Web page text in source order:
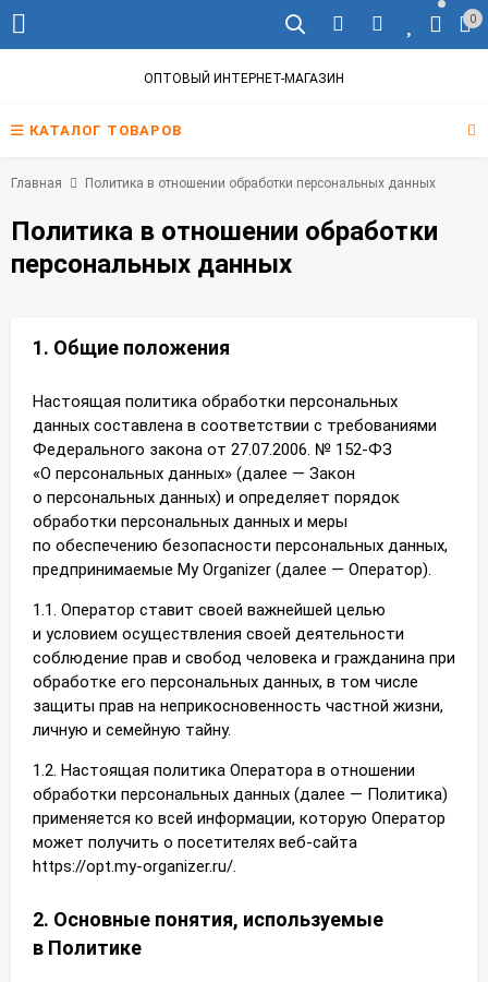
0
ОПТОВЫЙ ИНТЕРНЕТ-МАГАЗИН
КАТАЛОГ ТОВАРОВ
Главная Политика в отношении обработки персональных данных
Политика в отношении обработки
персональных данных
1. Общие положения
Настоящая политика обработки персональных
данных составлена в соответствии с требованиями
Федерального закона от 27.07.2006. № 152-ФЗ
«О персональных данных» (далее — Закон
о персональных данных) и определяет порядок
обработки персональных данных и меры
по обеспечению безопасности персональных данных,
предпринимаемые My Organizer (далее — Оператор).
1.1. Оператор ставит своей важнейшей целью
и условием осуществления своей деятельности
соблюдение прав и свобод человека и гражданина при
обработке его персональных данных, в том числе
защиты прав на неприкосновенность частной жизни,
личную и семейную тайну.
1.2. Настоящая политика Оператора в отношении
обработки персональных данных (далее — Политика)
применяется ко всей информации, которую Оператор
может получить о посетителях веб-сайта
https://opt.my-organizer.ru/.
2. Основные понятия, используемые
в Политике